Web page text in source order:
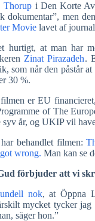
Thorup i Den Korte
dokumentar”, men
Movie lavet af
hurtigt, at man har
Zinat Pirazadeh.
som når den påstår
30 %.
filmen er EU
of The
syv år, og UKIP vil
har behandlet filmen:
wrong. Man kan se
förbjuder att vi
nok, at Öppna
mycket tycker jag
säger hon.”